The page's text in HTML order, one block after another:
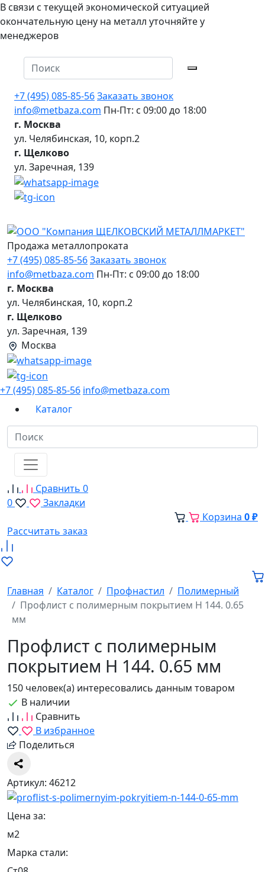
В связи с текущей экономической ситуацией
окончательную цену на металл уточняйте у
менеджеров
+7 (495) 085-85-56Заказать звонок
info@metbaza.com Пн-Пт: с 09:00 до 18:00
г. Москва
ул. Челябинская, 10, корп.2
г. Щелково
ул. Заречная, 139
Продажа металлопроката
+7 (495) 085-85-56Заказать звонок
info@metbaza.com Пн-Пт: с 09:00 до 18:00
г. Москва
ул. Челябинская, 10, корп.2
г. Щелково
ул. Заречная, 139
Москва
+7 (495) 085-85-56 info@metbaza.com
Каталог
Сравнить 0
0
Закладки
Корзина 0 ₽
Рассчитать заказ
Главная Каталог Профнастил
Полимерный
Профлист с полимерным покрытием Н 144. 0.65
мм
Профлист с полимерным
покрытием Н 144. 0.65 мм
150 человек(а) интересовались данным товаром
В наличии
Сравнить
В избранное
Поделиться
Артикул: 46212
Цена за:
м2
Марка стали: